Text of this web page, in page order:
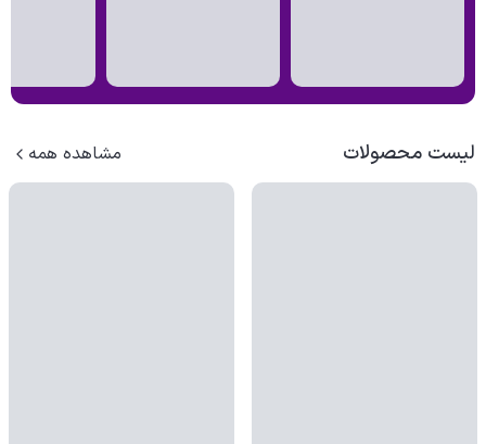
لیست محصولات مشاهده همه